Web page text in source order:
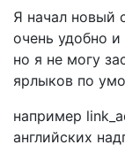
Я начал новый
очень удобно и
но я не могу
ярлыков по
например
английских